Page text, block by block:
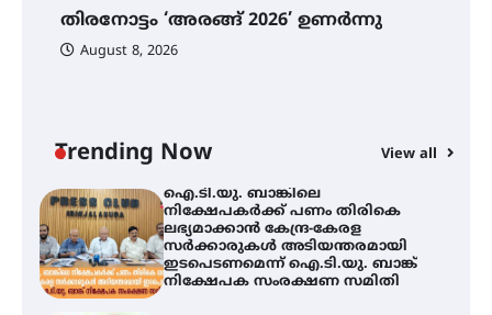
തിരനോട്ടം ‘അരങ്ങ് 2026’ ഉണർന്നു
August 8, 2026
Trending Now View all
വെള്ളിയാഴ്ച സ്‌ക്രീൻ ചെയ്യുന്നു
ഐ.ടി.യു. ബാങ്കിലെ
നിക്ഷേപകർക്ക് പണം തിരികെ
ലഭ്യമാക്കാൻ കേന്ദ്ര-കേരള
സർക്കാരുകൾ അടിയന്തരമായി
ഇടപെടണമെന്ന് ഐ.ടി.യു. ബാങ്ക്
നിക്ഷേപക സംരക്ഷണ സമിതി